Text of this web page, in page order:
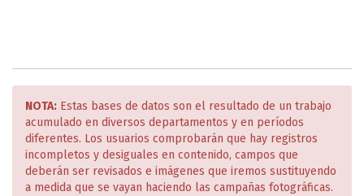
NOTA: Estas bases de datos son el resultado de un trabajo
acumulado en diversos departamentos y en períodos
diferentes. Los usuarios comprobarán que hay registros
incompletos y desiguales en contenido, campos que
deberán ser revisados e imágenes que iremos sustituyendo
a medida que se vayan haciendo las campañas fotográficas.